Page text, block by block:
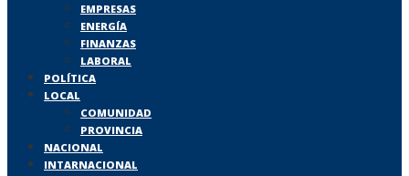
EMPRESAS
ENERGÍA
FINANZAS
LABORAL
POLÍTICA
LOCAL
COMUNIDAD
PROVINCIA
NACIONAL
INTARNACIONAL